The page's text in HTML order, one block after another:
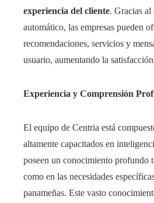
experiencia del cliente. Gracias al
automático, las empresas pueden
recomendaciones, servicios y
usuario, aumentando la
Experiencia y Comprensión
El equipo de Centria está
altamente capacitados en
poseen un conocimiento profundo
como en las necesidades
panameñas. Este vasto